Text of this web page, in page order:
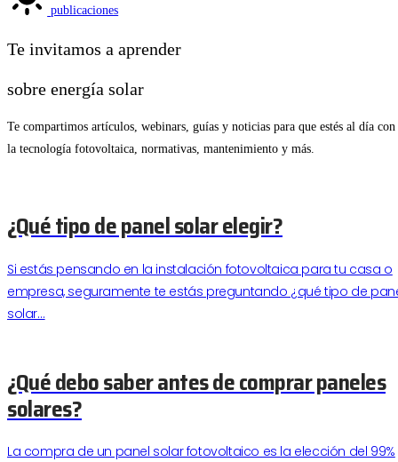
publicaciones
Te invitamos a aprender
sobre energía solar
Te compartimos artículos, webinars, guías y noticias para que estés al día con
la tecnología fotovoltaica, normativas, mantenimiento y más.
¿Qué tipo de panel solar elegir?
Si estás pensando en la instalación fotovoltaica para tu casa o
empresa, seguramente te estás preguntando ¿qué tipo de
solar…
¿Qué debo saber antes de comprar paneles
solares?
La compra de un panel solar fotovoltaico es la elección del 99%